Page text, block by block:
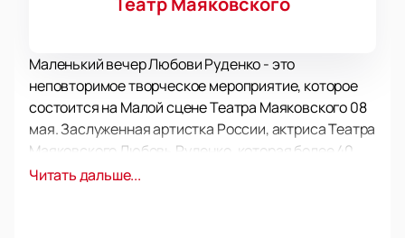
Маленький вечер Любови Руденко - это
неповторимое творческое мероприятие, которое
состоится на Малой сцене Театра Маяковского 08
мая. Заслуженная артистка России, актриса Театра
Маяковского Любовь Руденко, которая более 40
лет преданно служит родной сцене, представит
Читать дальше...